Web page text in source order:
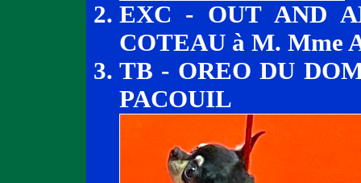
EXC - OUT AND
COTEAU à M. Mme
TB - OREO DU
PACOUIL